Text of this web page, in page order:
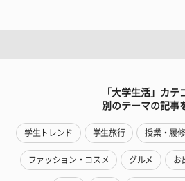
「大学生活」カテ
別のテーマの記事
学生トレンド 学生旅行 授業・履
ファッション・コスメ グルメ お